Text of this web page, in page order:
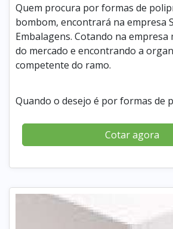
Quem procura por formas de
bombom, encontrará na empresa
Embalagens. Cotando na empresa
do mercado e encontrando a
competente do ramo.
Quando o desejo é por formas de
Cotar agora